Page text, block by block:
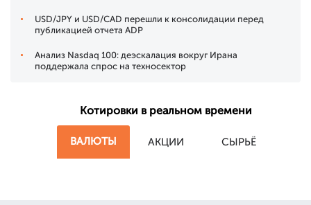
USD/JPY и USD/CAD перешли к консолидации перед
публикацией отчета ADP
Анализ Nasdaq 100: деэскалация вокруг Ирана
поддержала спрос на техносектор
Котировки в реальном времени
ВАЛЮТЫ АКЦИИ СЫРЬЁ